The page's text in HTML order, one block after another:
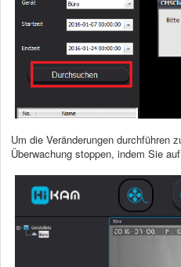
Um die Veränderungen durchführen
Überwachung stoppen, indem Sie